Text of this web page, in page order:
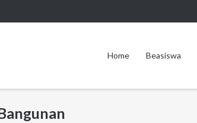
Home Beasiswa